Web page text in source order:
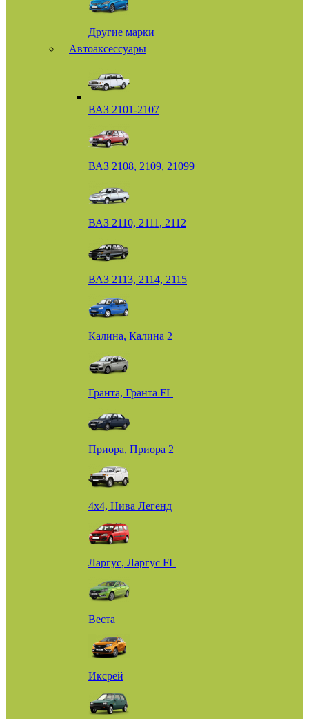
Другие марки
Автоаксессуары
ВАЗ 2101-2107
ВАЗ 2108, 2109, 21099
ВАЗ 2110, 2111, 2112
ВАЗ 2113, 2114, 2115
Калина, Калина 2
Гранта, Гранта FL
Приора, Приора 2
4х4, Нива Легенд
Ларгус, Ларгус FL
Веста
Иксрей